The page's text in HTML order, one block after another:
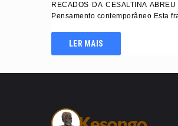
RECADOS DA CESALTINA
Pensamento contemporâneo Esta
LER MAIS